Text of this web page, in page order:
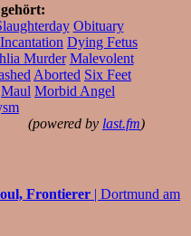
Obituary
Incantation Dying Fetus
Murder Malevolent
Aborted Six Feet
Maul Morbid Angel
(powered by last.fm)
Frontierer | Dortmund am